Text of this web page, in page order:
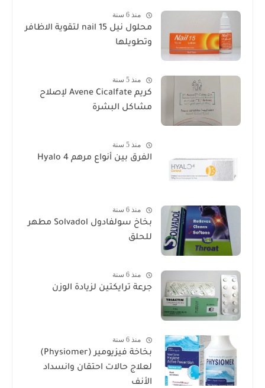
منذ 6 سنة
محلول نيل nail 15 لتقوية الاظافر
وتطويلها
منذ 5 سنة
كريم Avene Cicalfate لإصلاح
مشاكل البشرة
منذ 5 سنة
الفرق بين أنواع مرهم Hyalo 4
منذ 6 سنة
بخاخ سولفادول Solvadol مطهر
للحلق
منذ 6 سنة
جرعة ترايكتين لزيادة الوزن
منذ 6 سنة
بخاخة فيزيومير (Physiomer)
لعلاج حالات احتقان وانسداد
الأنف